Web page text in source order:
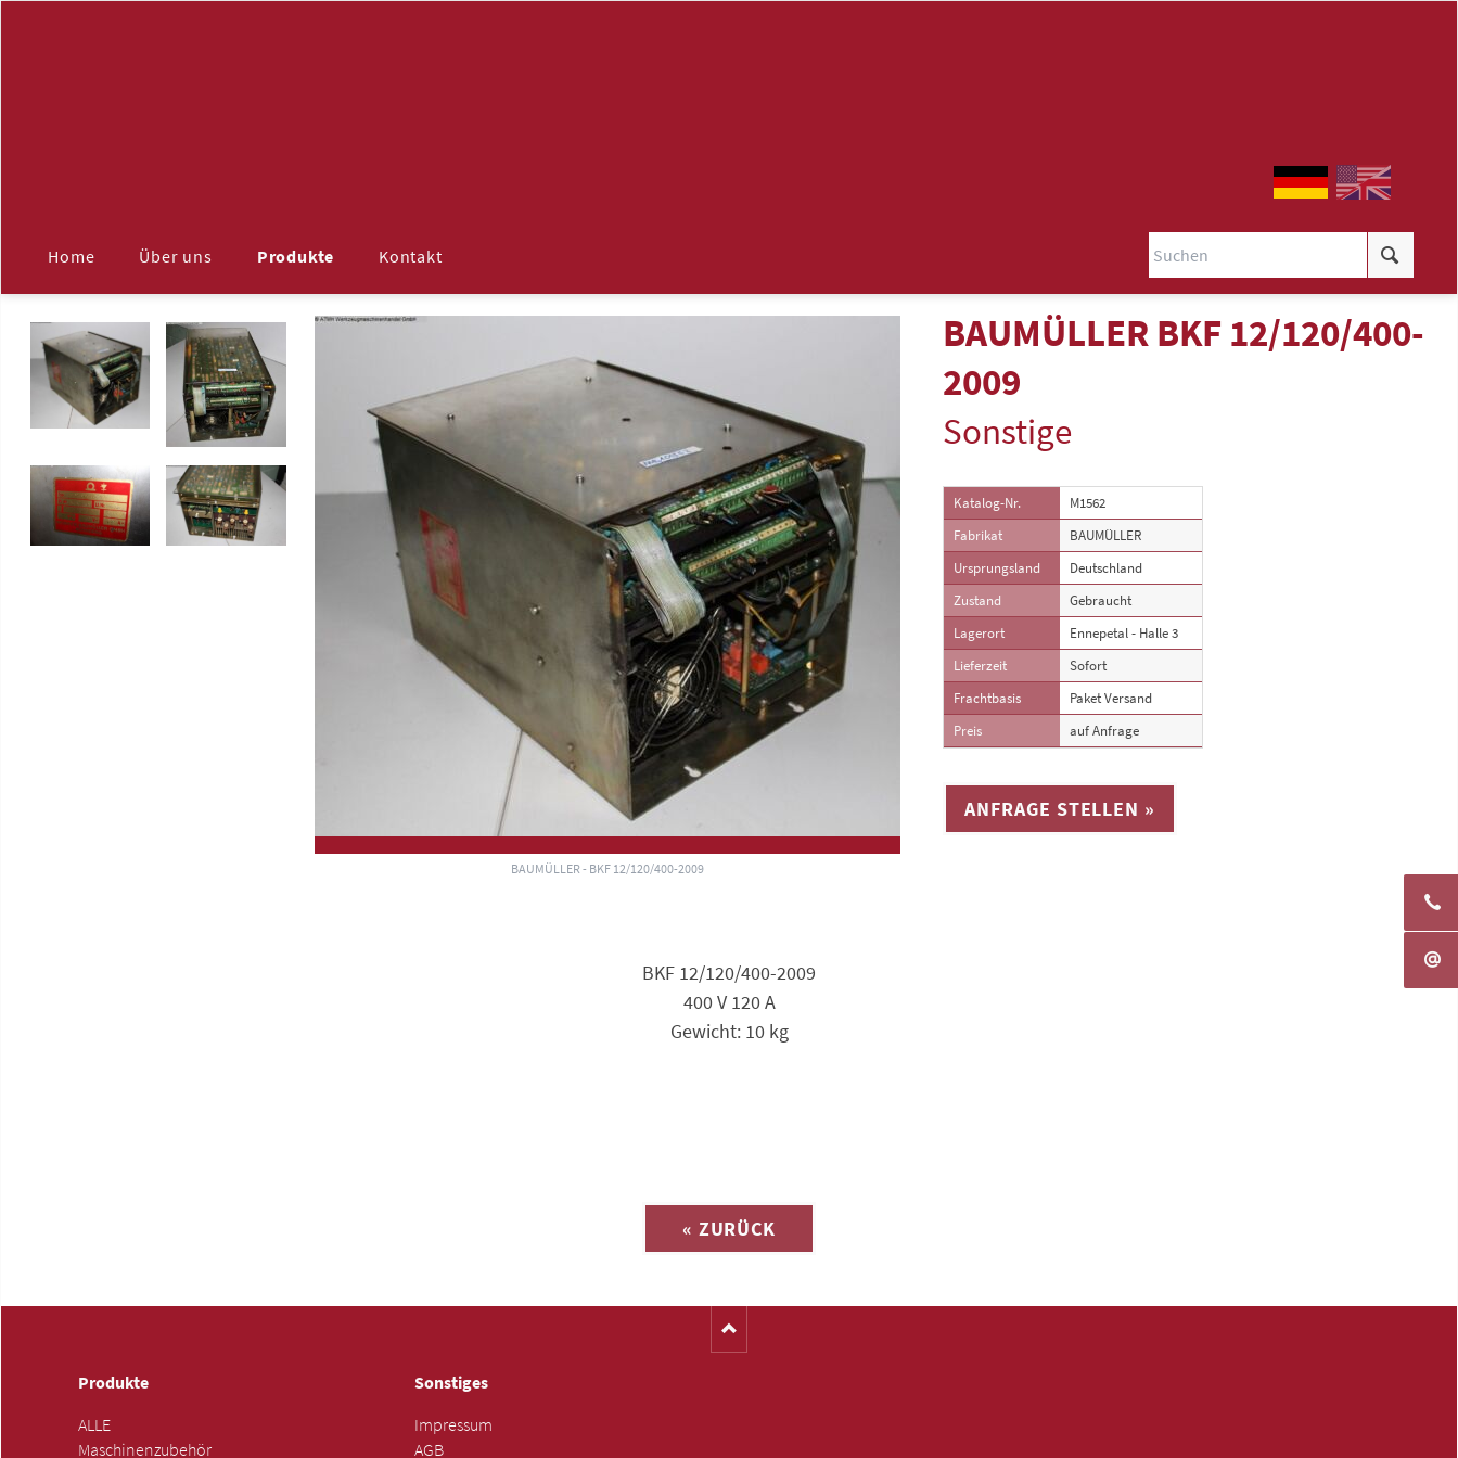
überspringenHome Über uns Produkte
ALLE
Maschinenzubehör
Aufspannplatten
Späneförderer
Gleitschleifmaschinen
Hochleistungskreissägen
Kontakt
BAUMÜLLER - BKF 12/120/400-2009
BAUMÜLLER BKF 12/120/400-
2009
Sonstige
Katalog-Nr.
M1562
Fabrikat
BAUMÜLLER
Ursprungsland
Deutschland
Zustand
Gebraucht
Lagerort
Ennepetal - Halle 3
Lieferzeit
Sofort
Frachtbasis
Paket Versand
Preis
auf Anfrage
ANFRAGE STELLEN »
BKF 12/120/400-2009
400 V 120 A
Gewicht: 10 kg
« ZURÜCK
Produkte
ALLE
Maschinenzubehör
Sonstiges
Impressum
AGB